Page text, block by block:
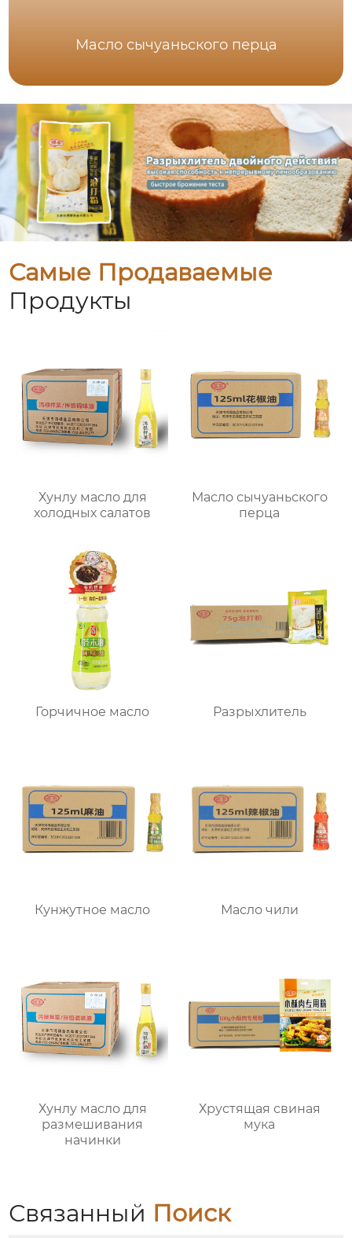
Масло сычуаньского перца
Самые Продаваемые
Продукты
Хунлу масло для
холодных салатов
Масло сычуаньского
перца
Горчичное масло Разрыхлитель
Кунжутное масло Масло чили
Хунлу масло для
размешивания
начинки
Хрустящая свиная
мука
Связанный Поиск